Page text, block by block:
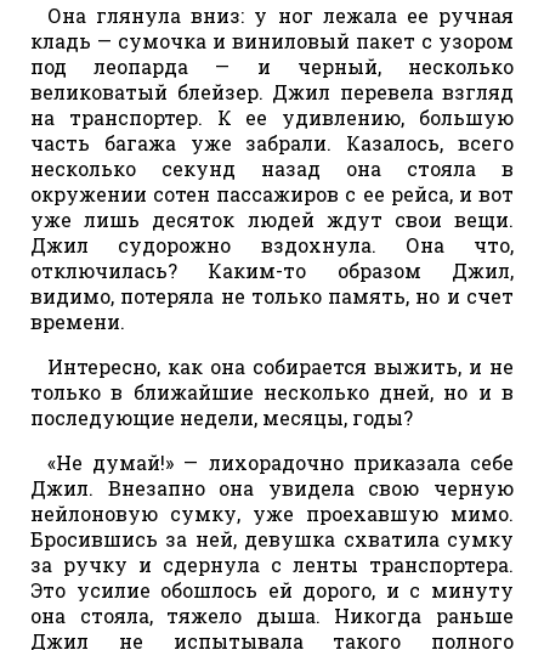
Она глянула вниз: у ног лежала ее ручная
кладь — сумочка и виниловый пакет с узором
под леопарда — и черный, несколько
великоватый блейзер. Джил перевела взгляд
на транспортер. К ее удивлению, большую
часть багажа уже забрали. Казалось, всего
несколько секунд назад она стояла в
окружении сотен пассажиров с ее рейса, и вот
уже лишь десяток людей ждут свои вещи.
Джил судорожно вздохнула. Она что,
отключилась? Каким-то образом Джил,
видимо, потеряла не только память, но и счет
времени.
Интересно, как она собирается выжить, и не
только в ближайшие несколько дней, но и в
последующие недели, месяцы, годы?
«Не думай!» — лихорадочно приказала себе
Джил. Внезапно она увидела свою черную
нейлоновую сумку, уже проехавшую мимо.
Бросившись за ней, девушка схватила сумку
за ручку и сдернула с ленты транспортера.
Это усилие обошлось ей дорого, и с минуту
она стояла, тяжело дыша. Никогда раньше
Джил не испытывала такого полного